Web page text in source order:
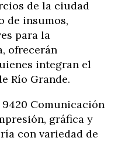
de la ciudad
de insumos,
para la
ofrecerán
integran el
Río Grande.
Comunicación
gráfica y
con variedad de